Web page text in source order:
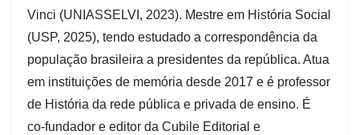
Vinci (UNIASSELVI, 2023). Mestre em História Social
(USP, 2025), tendo estudado a correspondência da
população brasileira a presidentes da república. Atua
em instituições de memória desde 2017 e é professor
de História da rede pública e privada de ensino. É
co-fundador e editor da Cubile Editorial e